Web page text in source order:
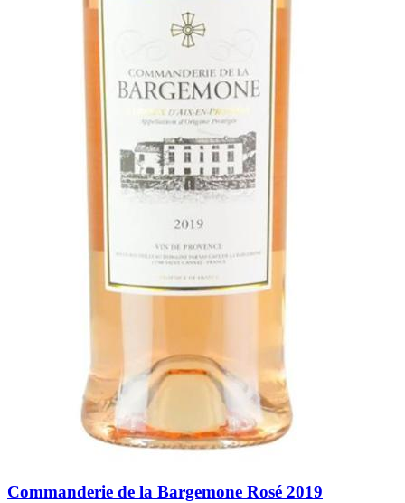
Commanderie de la Bargemone Rosé 2019